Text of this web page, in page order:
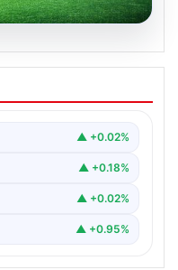
Graz Canlı
▲ +0.02%
▲ +0.18%
▲ +0.02%
▲ +0.95%